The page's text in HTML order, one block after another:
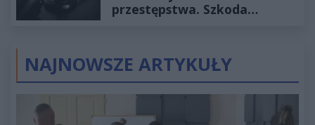
przestępstwa. Szkoda
NAJNOWSZE ARTYKUŁY